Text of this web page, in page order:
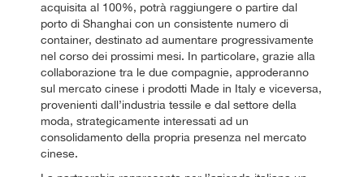
acquisita al 100%, potrà raggiungere o partire dal
porto di Shanghai con un consistente numero di
container, destinato ad aumentare progressivamente
nel corso dei prossimi mesi. In particolare, grazie alla
collaborazione tra le due compagnie, approderanno
sul mercato cinese i prodotti Made in Italy e viceversa,
provenienti dall’industria tessile e dal settore della
moda, strategicamente interessati ad un
consolidamento della propria presenza nel mercato
cinese.